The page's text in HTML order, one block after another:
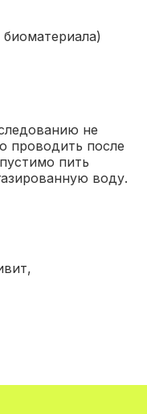
не
проводить после
пить
воду.